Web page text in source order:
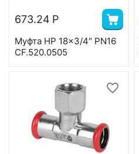
673.24 Р
Муфта НР 18x3/4" PN16
CF.520.0505